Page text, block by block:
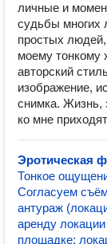
личные и
судьбы многих
простых
моему тонкому
авторский
изображение,
снимка. Жизнь,
ко мне
Эротическая
Тонкое
Согласуем
антураж
аренду
площадке;